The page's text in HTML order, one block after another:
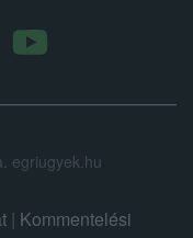
egriugyek.hu
| Kommentelési